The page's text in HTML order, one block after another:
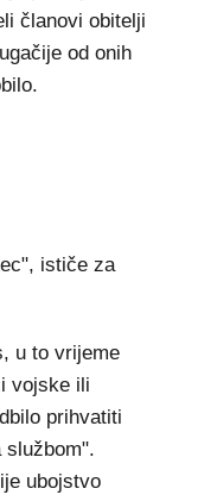
članovi obitelji
od onih
ističe za
u to vrijeme
vojske ili
prihvatiti
službom".
ubojstvo